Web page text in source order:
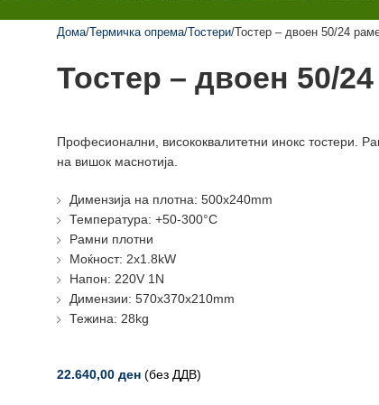
Дома Термичка опрема Тостери Тостер – двоен 50/24
Тостер – двоен 50/
Професионални, висококвалитетни инокс тостери.
на вишок маснотија.
Димензија на плотна: 500x240mm
Температура: +50-300°C
Рамни плотни
Моќност: 2х1.8kW
Напон: 220V 1N
Димензии: 570х370х210mm
Тежина: 28kg
22.640,00ден (без ДДВ)